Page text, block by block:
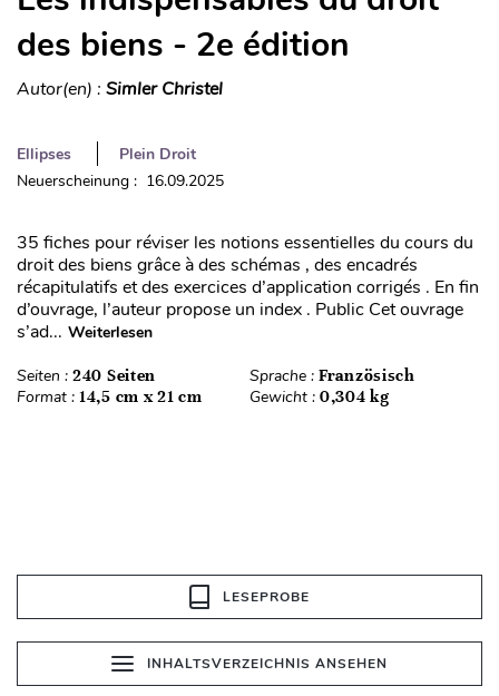
des biens - 2e édition
Autor(en) : Simler Christel
Ellipses
Plein Droit
Neuerscheinung : 16.09.2025
35 fiches pour réviser les notions essentielles du cours du
droit des biens grâce à des schémas , des encadrés
récapitulatifs et des exercices d’application corrigés . En fin
d’ouvrage, l’auteur propose un index . Public Cet ouvrage
s’ad... Weiterlesen
Seiten : 240 Seiten Sprache : Französisch
Format : 14,5 cm x 21 cm Gewicht : 0,304 kg
LESEPROBE
INHALTSVERZEICHNIS ANSEHEN